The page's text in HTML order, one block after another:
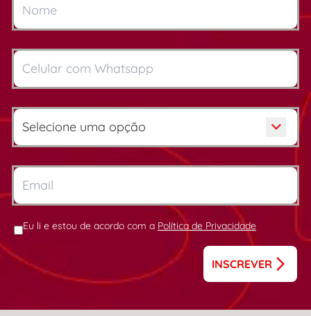
Eu li e estou de acordo com a Política de Privacidade
INSCREVER